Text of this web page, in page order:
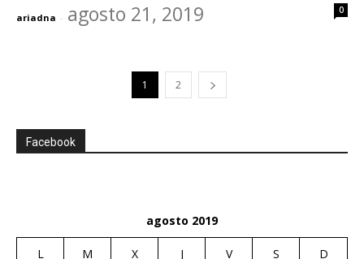
ariadna - agosto 21, 2019 0
1 2
Facebook
agosto 2019
L M X J V S
D